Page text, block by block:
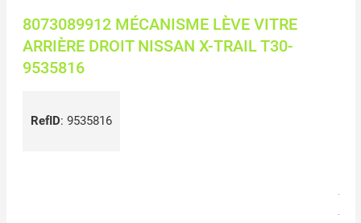
8073089912 MÉCANISME LÈVE VITRE
ARRIÈRE DROIT NISSAN X-TRAIL T30-
9535816
RefID: 9535816